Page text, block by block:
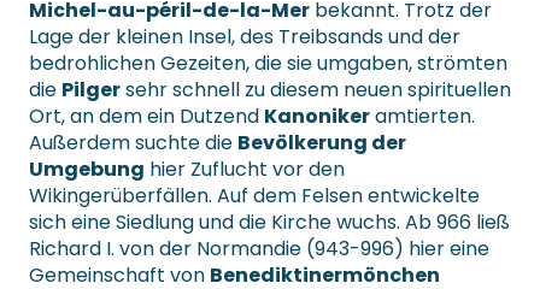
Michel-au-péril-de-la-Mer bekannt. Trotz der
Lage der kleinen Insel, des Treibsands und der
bedrohlichen Gezeiten, die sie umgaben, strömten
die Pilgersehr schnell zu diesem neuen spirituellen
Ort, an dem ein Dutzend Kanonikeramtierten.
Außerdem suchte die Bevölkerung der
Umgebung hier Zuflucht vor den
Wikingerüberfällen. Auf dem Felsen entwickelte
sich eine Siedlung und die Kirche wuchs. Ab 966 ließ
Richard I. von der Normandie (943-996) hier eine
Gemeinschaft von Benediktinermönchen